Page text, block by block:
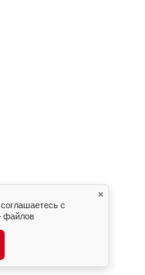
с
файлов
×